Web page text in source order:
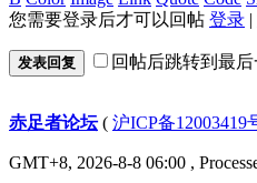
您需要登录后才可以回帖 登录 |
发表回复 回帖后跳转到最
赤足者论坛( 沪ICP备12003419
GMT+8, 2026-8-8 06:00 ,